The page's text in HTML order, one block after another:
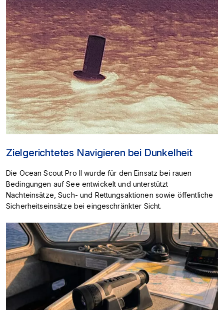
Zielgerichtetes Navigieren bei Dunkelheit
Die Ocean Scout Pro II wurde für den Einsatz bei rauen
Bedingungen auf See entwickelt und unterstützt
Nachteinsätze, Such- und Rettungsaktionen sowie öffentliche
Sicherheitseinsätze bei eingeschränkter Sicht.